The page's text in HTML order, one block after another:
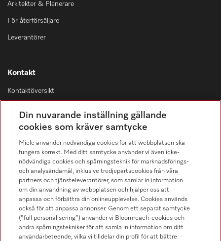
Arkitekter & Planerare
För återförsäljare
Leverantörer
Kontakt
Kontaktöversikt
08-562 29 800
Hitta återförsäljare
Din nuvarande inställning gällande
cookies som kräver samtycke
Miele använder nödvändiga cookies för att webbplatsen ska
fungera korrekt. Med ditt samtycke använder vi även icke-
nödvändiga cookies och spårningsteknik för marknadsförings-
och analysändamål, inklusive tredjepartscookies från våra
partners och tjänsteleverantörer, som samlar in information
om din användning av webbplatsen och hjälper oss att
anpassa och förbättra din onlineupplevelse. Cookies används
också för att anpassa annonser. Genom ett separat samtycke
(“full personalisering”) använder vi Bloomreach-cookies och
andra spårningstekniker för att samla in information om ditt
användarbeteende, vilka vi tilldelar din profil för att bättre